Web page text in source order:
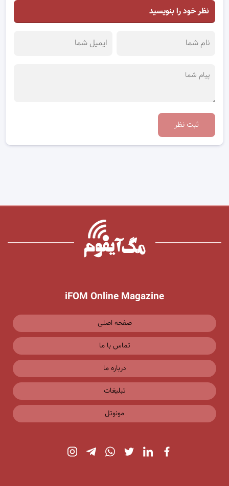
نظر خود را بنویسید
ثبت نظر
iFOM Online Magazine
صفحه اصلی
تماس با ما
درباره ما
تبلیغات
مونوتل